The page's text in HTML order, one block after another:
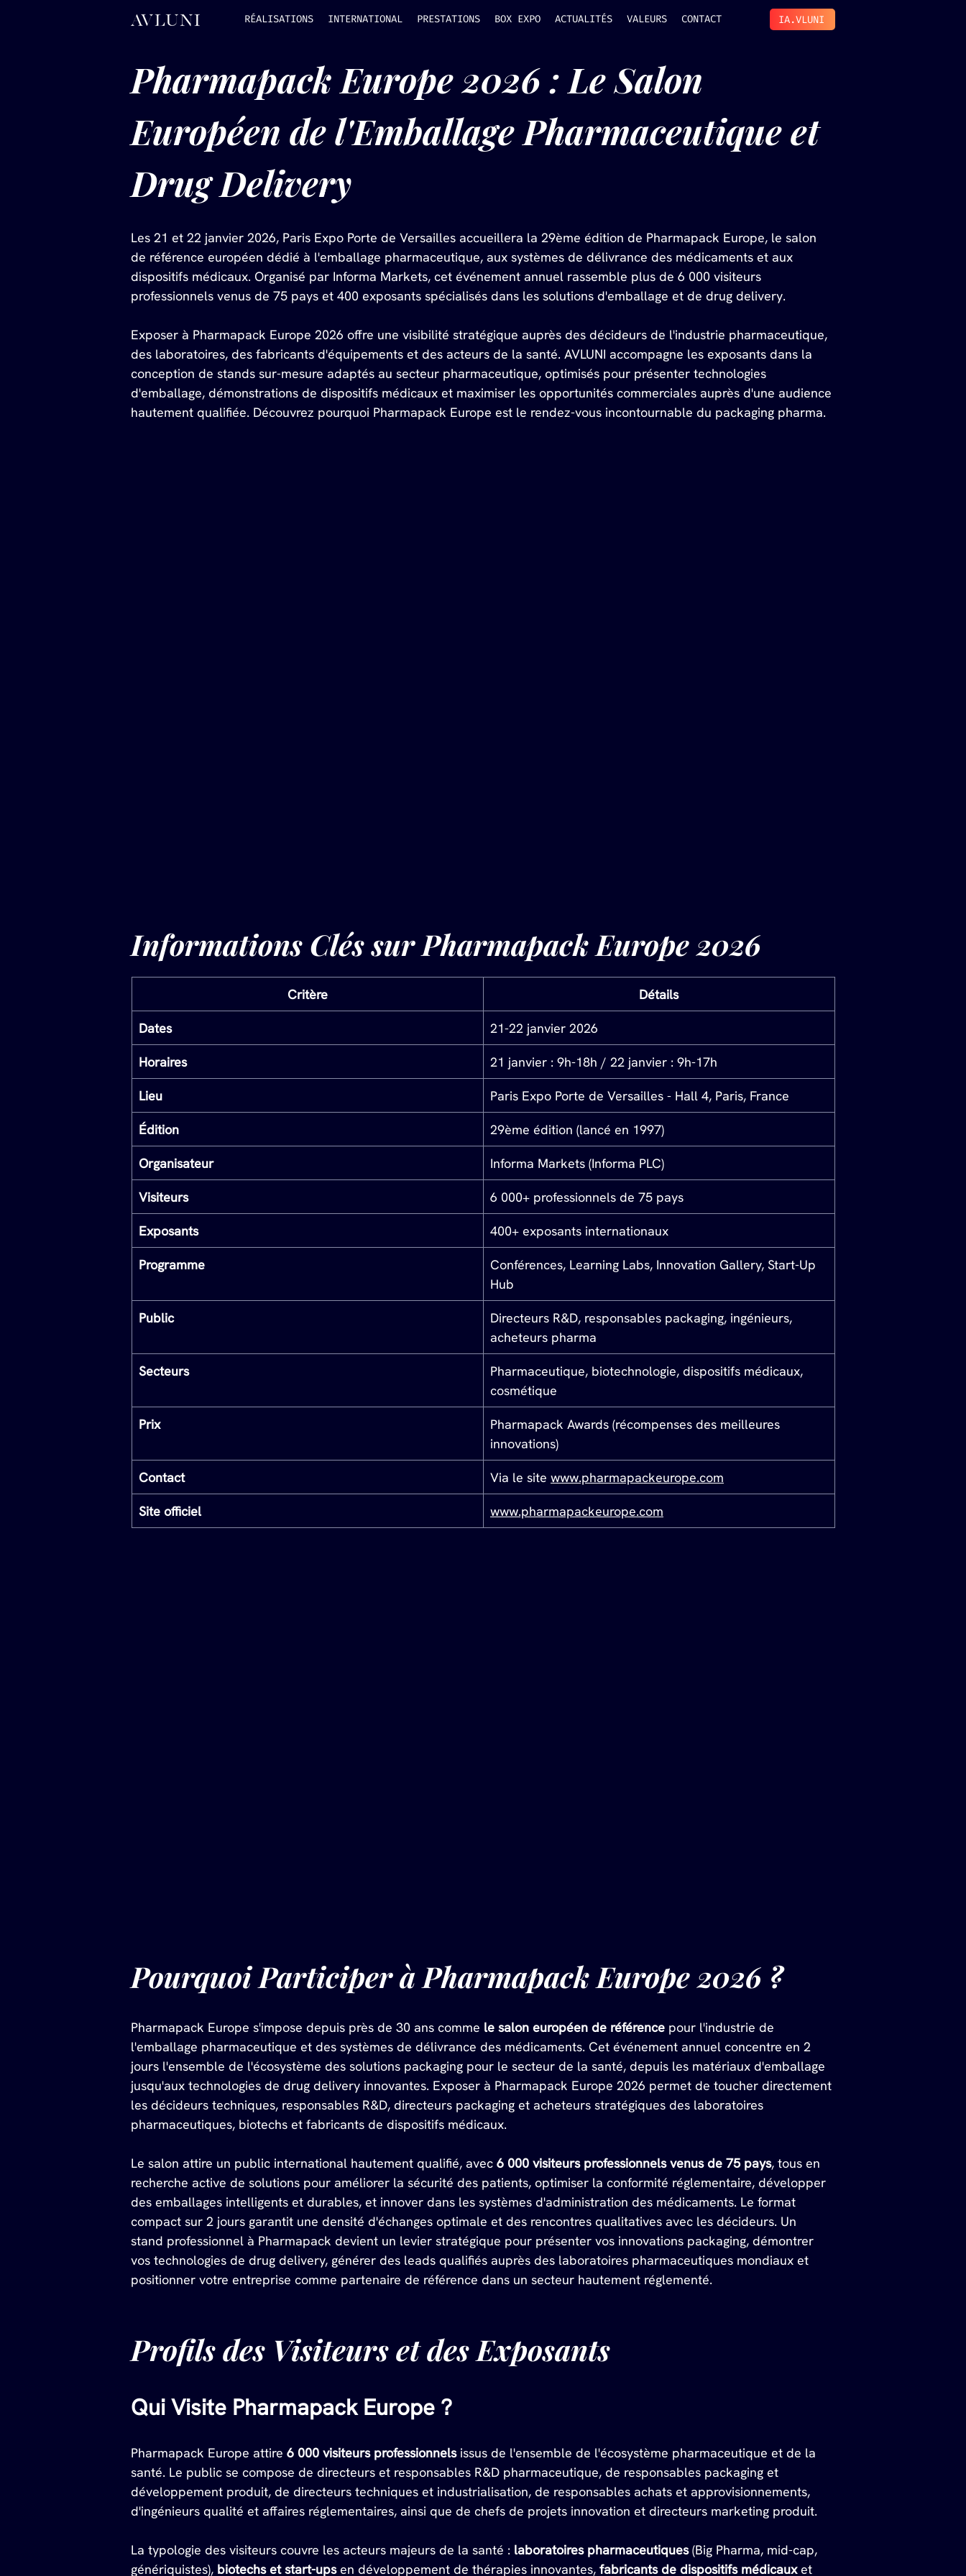
RÉALISATIONS INTERNATIONAL PRESTATIONS BOX EXPO ACTUALITÉS VALEURS CONTACT IA.VLUNI
Pharmapack Europe 2026 : Le Salon
Européen de l'Emballage Pharmaceutique et
Drug Delivery
Les 21 et 22 janvier 2026, Paris Expo Porte de Versailles accueillera la 29ème édition de Pharmapack Europe, le salon
de référence européen dédié à l'emballage pharmaceutique, aux systèmes de délivrance des médicaments et aux
dispositifs médicaux. Organisé par Informa Markets, cet événement annuel rassemble plus de 6 000 visiteurs
professionnels venus de 75 pays et 400 exposants spécialisés dans les solutions d'emballage et de drug delivery.
Exposer à Pharmapack Europe 2026 offre une visibilité stratégique auprès des décideurs de l'industrie pharmaceutique,
des laboratoires, des fabricants d'équipements et des acteurs de la santé. AVLUNI accompagne les exposants dans la
conception de stands sur-mesure adaptés au secteur pharmaceutique, optimisés pour présenter technologies
d'emballage, démonstrations de dispositifs médicaux et maximiser les opportunités commerciales auprès d'une audience
hautement qualifiée. Découvrez pourquoi Pharmapack Europe est le rendez-vous incontournable du packaging pharma.
Informations Clés sur Pharmapack Europe 2026
Critère Détails
Dates 21-22 janvier 2026
Horaires 21 janvier : 9h-18h / 22 janvier : 9h-17h
Lieu Paris Expo Porte de Versailles - Hall 4, Paris, France
Édition 29ème édition (lancé en 1997)
Organisateur Informa Markets (Informa PLC)
Visiteurs 6 000+ professionnels de 75 pays
Exposants 400+ exposants internationaux
Programme
Conférences, Learning Labs, Innovation Gallery, Start-Up
Hub
Public
Directeurs R&D, responsables packaging, ingénieurs,
acheteurs pharma
Secteurs
Pharmaceutique, biotechnologie, dispositifs médicaux,
cosmétique
Prix
Pharmapack Awards (récompenses des meilleures
innovations)
Contact Via le site www.pharmapackeurope.com
Site officiel www.pharmapackeurope.com
Pourquoi Participer à Pharmapack Europe 2026 ?
Pharmapack Europe s'impose depuis près de 30 ans comme le salon européen de référence pour l'industrie de
l'emballage pharmaceutique et des systèmes de délivrance des médicaments. Cet événement annuel concentre en 2
jours l'ensemble de l'écosystème des solutions packaging pour le secteur de la santé, depuis les matériaux d'emballage
jusqu'aux technologies de drug delivery innovantes. Exposer à Pharmapack Europe 2026 permet de toucher directement
les décideurs techniques, responsables R&D, directeurs packaging et acheteurs stratégiques des laboratoires
pharmaceutiques, biotechs et fabricants de dispositifs médicaux.
Le salon attire un public international hautement qualifié, avec 6 000 visiteurs professionnels venus de 75 pays, tous en
recherche active de solutions pour améliorer la sécurité des patients, optimiser la conformité réglementaire, développer
des emballages intelligents et durables, et innover dans les systèmes d'administration des médicaments. Le format
compact sur 2 jours garantit une densité d'échanges optimale et des rencontres qualitatives avec les décideurs. Un
stand professionnel à Pharmapack devient un levier stratégique pour présenter vos innovations packaging, démontrer
vos technologies de drug delivery, générer des leads qualifiés auprès des laboratoires pharmaceutiques mondiaux et
positionner votre entreprise comme partenaire de référence dans un secteur hautement réglementé.
Profils des Visiteurs et des Exposants
Qui Visite Pharmapack Europe ?
Pharmapack Europe attire 6 000 visiteurs professionnels issus de l'ensemble de l'écosystème pharmaceutique et de la
santé. Le public se compose de directeurs et responsables R&D pharmaceutique, de responsables packaging et
développement produit, de directeurs techniques et industrialisation, de responsables achats et approvisionnements,
d'ingénieurs qualité et affaires réglementaires, ainsi que de chefs de projets innovation et directeurs marketing produit.
La typologie des visiteurs couvre les acteurs majeurs de la santé : laboratoires pharmaceutiques (Big Pharma, mid-cap,
génériquistes), biotechs et start-ups en développement de thérapies innovantes, fabricants de dispositifs médicaux et